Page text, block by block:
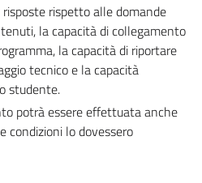
rispetto alle domande
la capacità di collegamento
la capacità di riportare
tecnico e la capacità
studente.
potrà essere effettuata anche
condizioni lo dovessero